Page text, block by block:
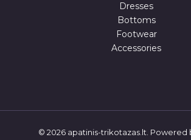
Dresses
Bottoms
Footwear
Accessories
© 2026 apatinis-trikotazas.lt. Powered